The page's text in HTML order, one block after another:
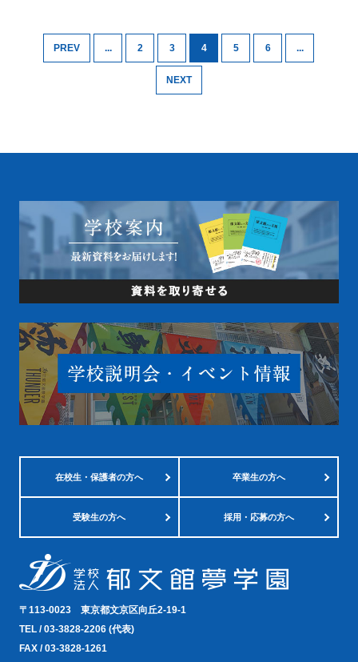
PREV ... 2 3 4 5 6 ...
NEXT
在校生・保護者の方へ 卒業生の方へ
受験生の方へ 採用・応募の方へ
〒113-0023 東京都文京区向丘2-19-1
TEL /03-3828-2206 (代表)
FAX / 03-3828-1261